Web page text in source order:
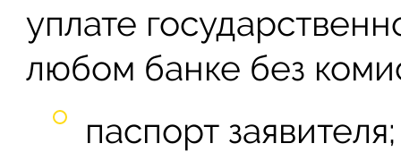
уплате
любом банке без
паспорт заявителя;